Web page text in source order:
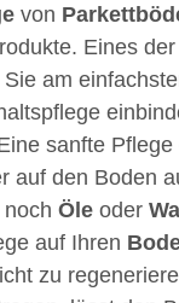
von
Eines
am
sanfte
auf den Boden
Öle oder
auf Ihren
zu